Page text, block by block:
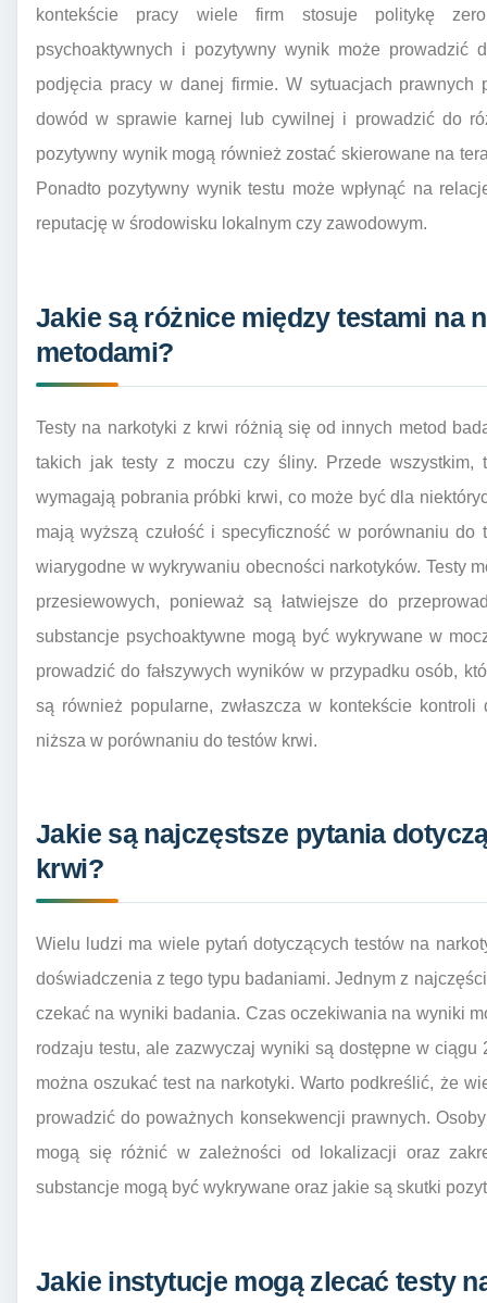
kontekście pracy wiele firm stosuje politykę
psychoaktywnych i pozytywny wynik może prowadzić
podjęcia pracy w danej firmie. W sytuacjach prawnych
dowód w sprawie karnej lub cywilnej i prowadzić do
pozytywny wynik mogą również zostać skierowane na
Ponadto pozytywny wynik testu może wpłynąć na
reputację w środowisku lokalnym czy zawodowym.
Jakie są różnice między testami na
metodami?
Testy na narkotyki z krwi różnią się od innych metod
takich jak testy z moczu czy śliny. Przede wszystkim,
wymagają pobrania próbki krwi, co może być dla
mają wyższą czułość i specyficzność w porównaniu
wiarygodne w wykrywaniu obecności narkotyków. Testy
przesiewowych, ponieważ są łatwiejsze do
substancje psychoaktywne mogą być wykrywane w
prowadzić do fałszywych wyników w przypadku osób,
są również popularne, zwłaszcza w kontekście
niższa w porównaniu do testów krwi.
Jakie są najczęstsze pytania
krwi?
Wielu ludzi ma wiele pytań dotyczących testów na
doświadczenia z tego typu badaniami. Jednym z
czekać na wyniki badania. Czas oczekiwania na wyniki
rodzaju testu, ale zazwyczaj wyniki są dostępne w
można oszukać test na narkotyki. Warto podkreślić, że
prowadzić do poważnych konsekwencji prawnych.
mogą się różnić w zależności od lokalizacji oraz
substancje mogą być wykrywane oraz jakie są skutki
Jakie instytucje mogą zlecać testy